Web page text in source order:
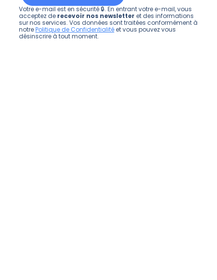
Votre e-mail est en sécurité 🔒. En entrant votre e-mail, vous
acceptez de recevoir nos newsletter et des informations
sur nos services. Vos données sont traitées conformément à
notrePolitique de Confidentialitéet vous pouvez vous
désinscrire à tout moment.